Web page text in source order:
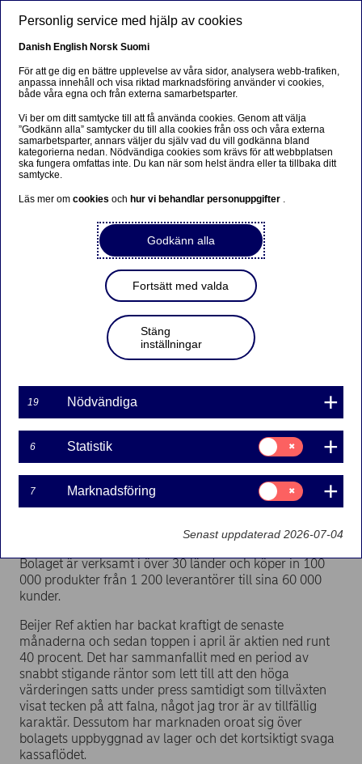
Anteeksi...
Sivua ei ole saatavilla suomeksi
Pysy sivulla|Siirry aiheeseen liittyvälle
Börs och investeringar
Beijer Ref – överdriven oro ger
potential för aktiekursen
Beijer Ref är en teknikinriktad handelskoncern som
erbjuder ett sortiment av produkter inom kyla,
luftkonditionering och värmepumpar. De har även en
som är baserade på naturliga köldmedier. Bland deras
Bolaget är verksamt i över 30 länder och köper in 100
000 produkter från 1 200 leverantörer till sina 60 000
kunder.
Beijer Ref aktien har backat kraftigt de senaste
månaderna och sedan toppen i april är aktien ned runt
40 procent. Det har sammanfallit med en period av
snabbt stigande räntor som lett till att den höga
värderingen satts under press samtidigt som tillväxten
visat tecken på att falna, något jag tror är av tillfällig
karaktär. Dessutom har marknaden oroat sig över
bolagets uppbyggnad av lager och det kortsiktigt svaga
kassaflödet.
Personlig service med hjälp av cookies
Danish English Norsk Suomi
För att ge dig en bättre upplevelse av våra sidor, analysera webb-trafiken,
anpassa innehåll och visa riktad marknadsföring använder vi cookies,
både våra egna och från externa samarbetsparter.
Vi ber om ditt samtycke till att få använda cookies. Genom att välja
”Godkänn alla” samtycker du till alla cookies från oss och våra externa
samarbetsparter, annars väljer du själv vad du vill godkänna bland
kategorierna nedan. Nödvändiga cookies som krävs för att webbplatsen
ska fungera omfattas inte. Du kan när som helst ändra eller ta tillbaka ditt
samtycke.
Läs mer omcookiesoch hur vi behandlar personuppgifter .
Godkänn alla
Fortsätt med valda
Stäng
inställningar
19 Nödvändiga
6 Statistik
Samtycke
för:
Statistik
7 Marknadsföring
Samtycke
för:
Marknadsföring
Senast uppdaterad 2026-07-04